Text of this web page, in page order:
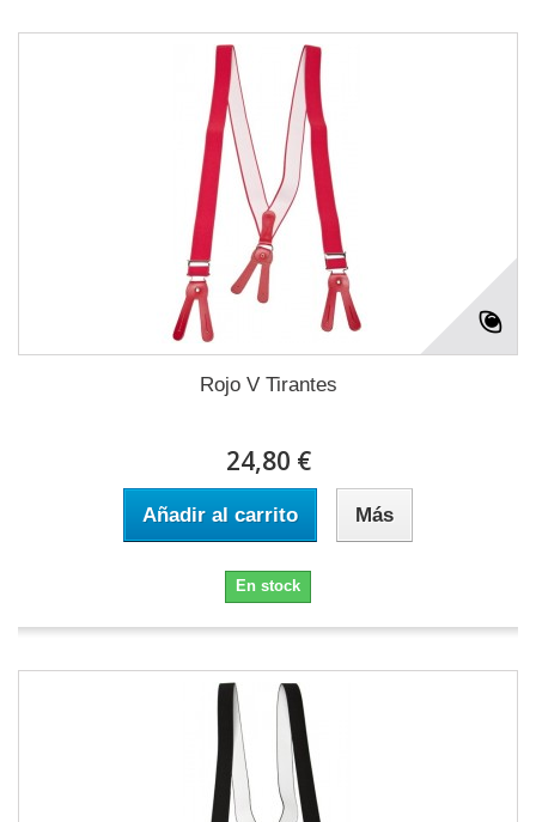
Rojo V Tirantes
24,80 €
Añadir al carrito Más
En stock